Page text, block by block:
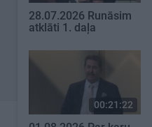
28.07.2026 Runāsim
atklāti 1. daļa
00:21:22